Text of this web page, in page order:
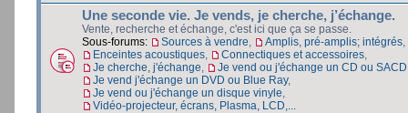
Une seconde vie. Je vends, je cherche, j’échange.
Vente, recherche et échange, c'est ici que ça se passe.
Sous-forums:
Sources à vendre Amplis, pré-amplis; intégrés
Enceintes acoustiques
Connectiques et accessoires
Je cherche, j'échange
Je vend ou j'échange un CD ou SACD
Je vend j'échange un DVD ou Blue Ray,
Je vend ou j'échange un disque vinyle
Vidéo-projecteur, écrans, Plasma, LCD,...